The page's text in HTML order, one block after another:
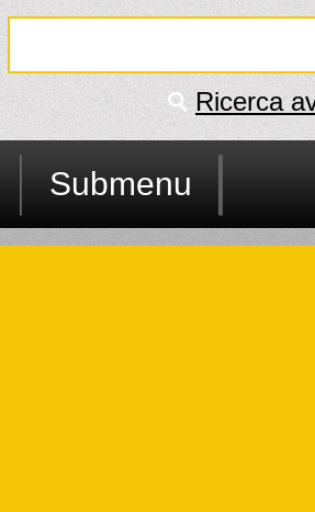
Ricerca
Submenu